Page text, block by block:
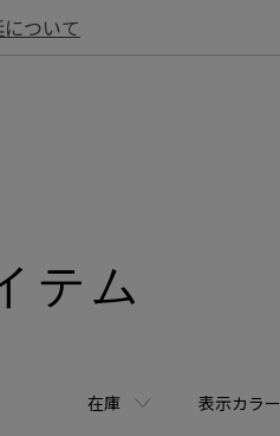
ついて
テム
在庫 表示カラー